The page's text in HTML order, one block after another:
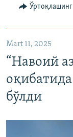
Ўртоқлашинг
Mart 11, 2025
“Навоий
бўлди